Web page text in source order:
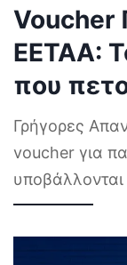
Voucher
ΕΕΤΑΑ:
που
Γρήγορες
voucher για
υποβάλλονται